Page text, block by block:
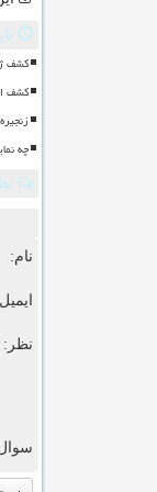
کشف
کشف
چه
نام:
نظر: